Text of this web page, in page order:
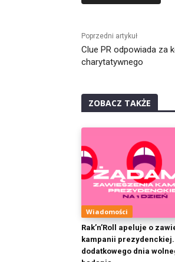
Poprzedni artykuł
Clue PR odpowiada za
charytatywnego
ZOBACZ TAKŻE
Wiadomości
Rak’n’Roll apeluje o
kampanii prezydenckiej.
dodatkowego dnia